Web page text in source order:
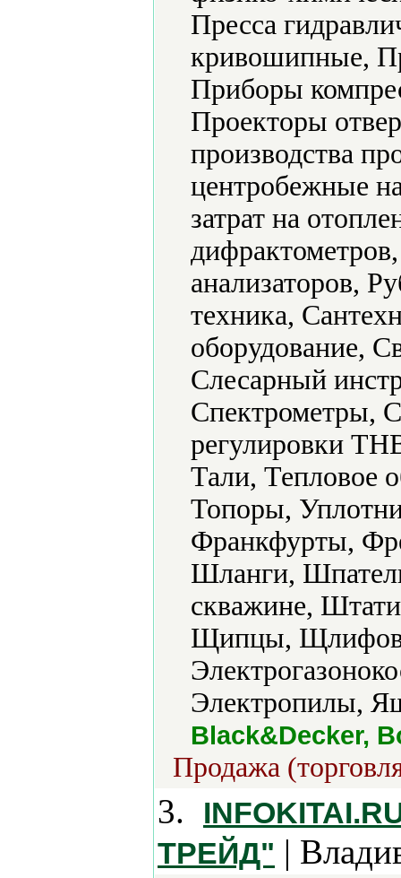
Пресса
кривошипные,
Приборы
Проекторы
производства
центробежные
затрат на
анализаторов,
техника,
оборудование,
Слесарный
Спектрометры,
регулировки
Тали, Тепловое
Топоры,
Франкфурты,
Шланги,
скважине,
Щипцы,
Электропилы,
Black&Decker,
Продажа
3.
ТРЕЙД" |